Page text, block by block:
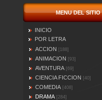
MENU DEL SITIO
INICIO
POR LETRA
ACCION
[188]
ANIMACION [93]
AVENTURA [69]
CIENCIA FICCION [40]
COMEDIA [408]
DRAMA [284]